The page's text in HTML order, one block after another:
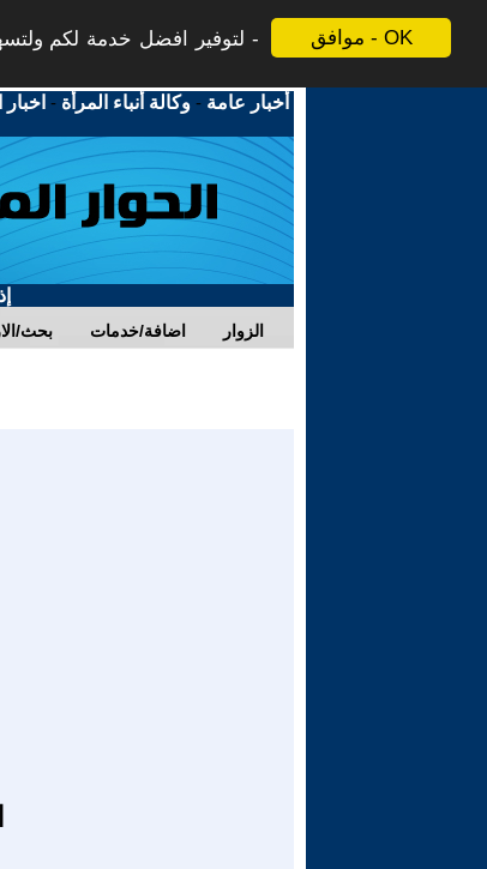
موافق - OK
لتوفير افضل خدمة لكم
أخبار عامة -وكالة أنباء المرأة -
بحث/ اضافة/خدمات الزوار